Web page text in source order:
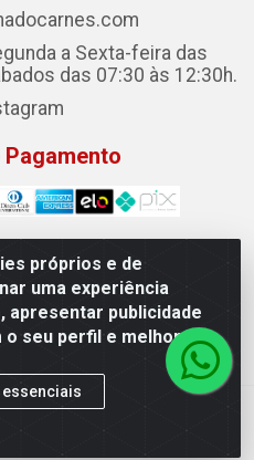
próprios e de
uma experiência
apresentar publicidade
seu perfil e melhorar a
essenciais
a Sexta-feira das
das 07:30 às 12:30h.
de Alimentos LTDA -
148 - Centro - Oeiras/PI
31.391.008/0001-50